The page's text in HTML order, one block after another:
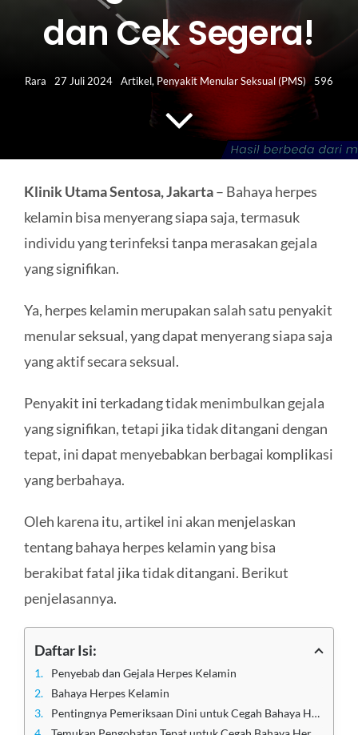
HUBUNGI KAMI
Searchdan Cek Segera!
Rara 27 Juli 2024 Artikel, Penyakit Menular Seksual (PMS) 596
Klinik Utama Sentosa, Jakarta– Bahaya herpes
kelamin bisa menyerang siapa saja, termasuk
individu yang terinfeksi tanpa merasakan gejala
yang signifikan.
Ya, herpes kelamin merupakan salah satu penyakit
menular seksual, yang dapat menyerang siapa saja
yang aktif secara seksual.
Penyakit ini terkadang tidak menimbulkan gejala
yang signifikan, tetapi jika tidak ditangani dengan
tepat, ini dapat menyebabkan berbagai komplikasi
yang berbahaya.
Oleh karena itu, artikel ini akan menjelaskan
tentang bahaya herpes kelamin yang bisa
berakibat fatal jika tidak ditangani. Berikut
penjelasannya.
Daftar Isi:
Penyebab dan Gejala Herpes Kelamin
Bahaya Herpes Kelamin
Pentingnya Pemeriksaan Dini untuk Cegah Bahaya Herpes Kelamin